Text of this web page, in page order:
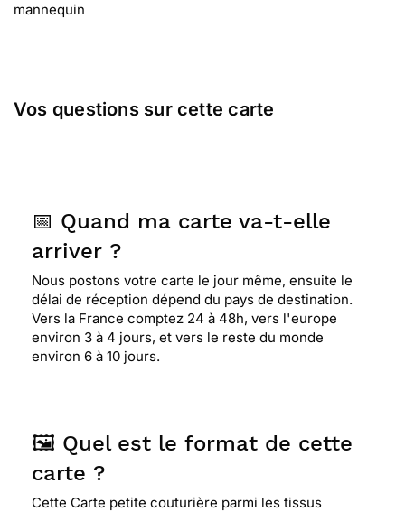
mannequin
Vos questions sur cette carte
📅 Quand ma carte va-t-elle
arriver ?
Nous postons votre carte le jour même, ensuite le
délai de réception dépend du pays de destination.
Vers la France comptez 24 à 48h, vers l'europe
environ 3 à 4 jours, et vers le reste du monde
environ 6 à 10 jours.
🖼️ Quel est le format de cette
carte ?
Cette Carte petite couturière parmi les tissus